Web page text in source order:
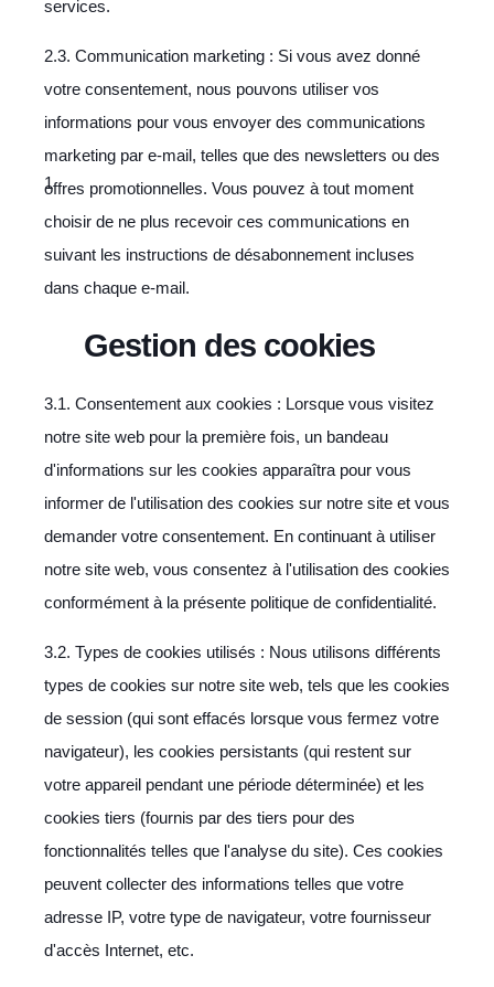
services.
2.3. Communication marketing : Si vous avez donné
votre consentement, nous pouvons utiliser vos
informations pour vous envoyer des communications
marketing par e-mail, telles que des newsletters ou des
offres promotionnelles. Vous pouvez à tout moment
choisir de ne plus recevoir ces communications en
suivant les instructions de désabonnement incluses
dans chaque e-mail.
Gestion des cookies
3.1. Consentement aux cookies : Lorsque vous visitez
notre site web pour la première fois, un bandeau
d'informations sur les cookies apparaîtra pour vous
informer de l'utilisation des cookies sur notre site et vous
demander votre consentement. En continuant à utiliser
notre site web, vous consentez à l'utilisation des cookies
conformément à la présente politique de confidentialité.
3.2. Types de cookies utilisés : Nous utilisons différents
types de cookies sur notre site web, tels que les cookies
de session (qui sont effacés lorsque vous fermez votre
navigateur), les cookies persistants (qui restent sur
votre appareil pendant une période déterminée) et les
cookies tiers (fournis par des tiers pour des
fonctionnalités telles que l'analyse du site). Ces cookies
peuvent collecter des informations telles que votre
adresse IP, votre type de navigateur, votre fournisseur
d'accès Internet, etc.